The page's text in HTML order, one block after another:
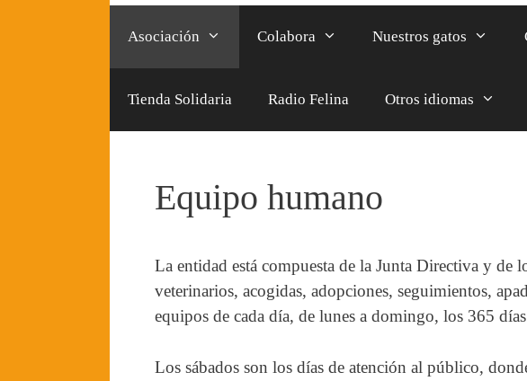
Asociación Colabora Nuestros gatos
Tienda Solidaria Radio Felina Otros idiomas
Equipo humano
La entidad está compuesta de la Junta Directiva y de
veterinarios, acogidas, adopciones, seguimientos,
equipos de cada día, de lunes a domingo, los 365
Los sábados son los días de atención al público,